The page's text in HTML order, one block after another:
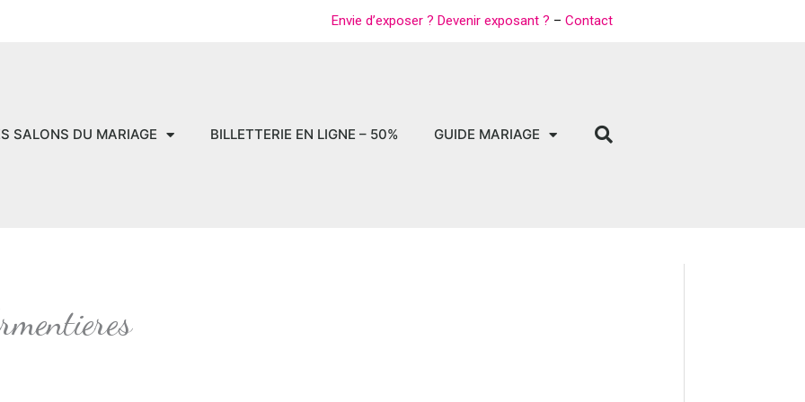
Envie d’exposer ? Devenir exposant ? – Contact
SALONS DU MARIAGE BILLETTERIE EN LIGNE – 50% GUIDE MARIAGE